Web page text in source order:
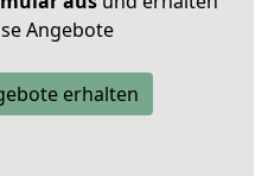
Angebote
erhalten